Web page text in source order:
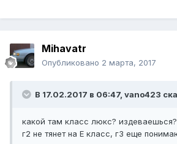
Mihavatr
Опубликовано 2 марта, 2017
В 17.02.2017 в 06:47, vano423
какой там класс люкс? издеваешься?
г2 не тянет на E класс, г3 еще